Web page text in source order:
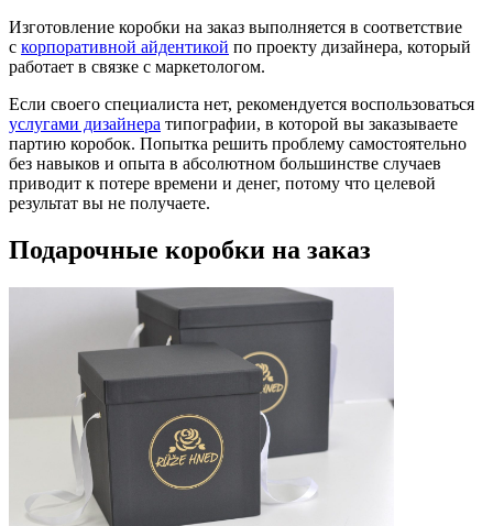
Изготовление коробки на заказ выполняется в соответствие
с корпоративной айдентикой по проекту дизайнера, который
работает в связке с маркетологом.
Если своего специалиста нет, рекомендуется воспользоваться
услугами дизайнера типографии, в которой вы заказываете
партию коробок. Попытка решить проблему самостоятельно
без навыков и опыта в абсолютном большинстве случаев
приводит к потере времени и денег, потому что целевой
результат вы не получаете.
Подарочные коробки на заказ